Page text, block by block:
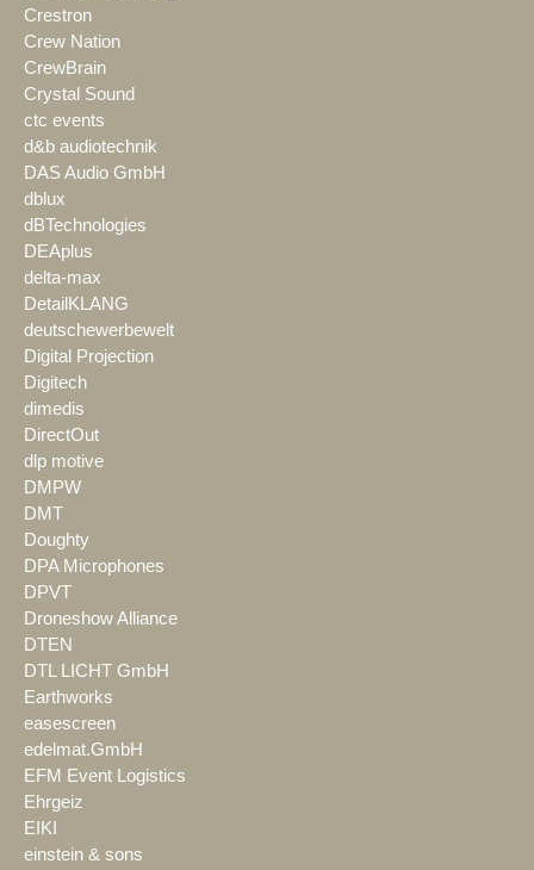
Crestron
Crew Nation
CrewBrain
Crystal Sound
ctc events
d&b audiotechnik
DAS Audio GmbH
dblux
dBTechnologies
DEAplus
delta-max
DetailKLANG
deutschewerbewelt
Digital Projection
Digitech
dimedis
DirectOut
dlp motive
DMPW
DMT
Doughty
DPA Microphones
DPVT
Droneshow Alliance
DTEN
DTL LICHT GmbH
Earthworks
easescreen
edelmat.GmbH
EFM Event Logistics
Ehrgeiz
EIKI
einstein & sons